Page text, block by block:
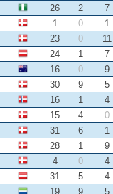
26 2
7
1 0
1
23 0
11
24 1
7
16 0
9
30 9
5
16 1
4
15 4
0
31 6
1
28 1
9
4 0
4
31 5
4
19 9
5